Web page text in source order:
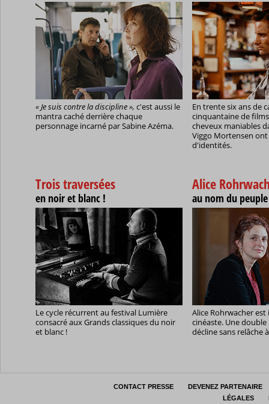
« Je suis contre la discipline », c'est aussi le
mantra caché derrière chaque
personnage incarné par Sabine Azéma.
En trente six ans de
cinquantaine de
cheveux maniables
Viggo Mortensen
d'identités.
Trois traversées
en noir et blanc !
Le cycle récurrent au festival Lumière
consacré aux Grands classiques du noir
et blanc !
Alice
au nom du
Alice Rohrwacher
cinéaste. Une
décline sans relâche
CONTACT PRESSE
DEVENEZ PARTENAIRE
LÉGALES